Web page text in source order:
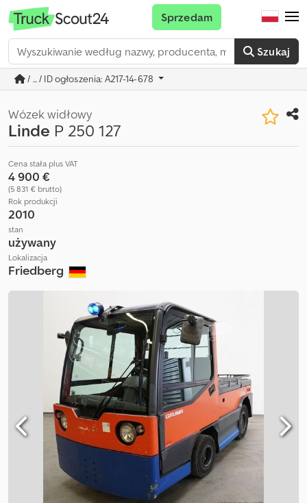
Szukaj
Sprzedam
/ ... / ID ogłoszenia: A217-14-678
Wózek widłowy
Linde P 250 127
Cena stała plus VAT
4 900 €
(5 831 € brutto)
Rok produkcji
2010
stan
używany
Lokalizacja
Friedberg